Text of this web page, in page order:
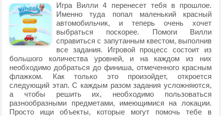
Игра Вилли 4 перенесет тебя в прошлое.
Именно туда попал маленький красный
автомобильчик, и теперь очень хочет
выбраться поскорее. Помоги Вилли
справиться с запутанным квестом, выполнив
все задания. Игровой процесс состоит из
большого количества уровней, и на каждом из них
необходимо добраться до финиша, отмеченного красным
флажком. Как только это произойдет, откроется
следующий этап. С каждым разом задания усложняются,
а чтобы решить их, необходимо пользоваться
разнообразными предметами, имеющимися на локации.
Просто ищи объекты, которые могут помочь тебе в